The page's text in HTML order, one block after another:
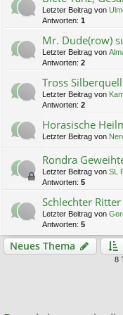
Letzter Beitrag von
Antworten: 1
Mr. Dude(row)
Letzter Beitrag von
Antworten: 2
Tross
Letzter Beitrag von
Antworten: 2
Horasische
Letzter Beitrag von
Rondra
Letzter Beitrag von SL
Antworten: 5
Schlechter
Letzter Beitrag von
Antworten: 5
Neues Thema
8